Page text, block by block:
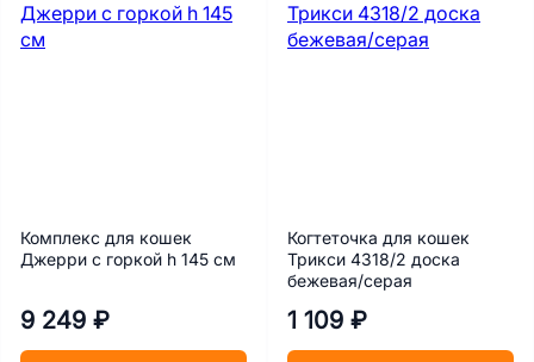
Комплекс для кошек
Джерри с горкой h 145 cм
9 249 ₽
Когтеточка для кошек
Трикси 4318/2 доска
бежевая/серая
1 109 ₽